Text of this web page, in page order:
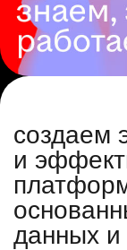
создаем
и
данных и